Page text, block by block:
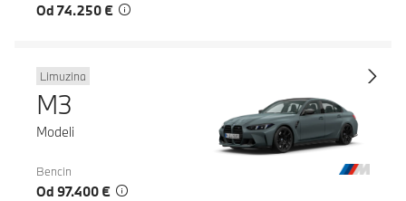
Od 74.250 €
Limuzina
M3
Modeli
Bencin
Od 97.400 €